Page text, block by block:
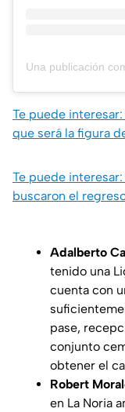
Te puede
que será la figura
Te puede
buscaron el
Adalberto
tenido una
cuenta con
pase,
conjunto
obtener el
Robert
en La Noria